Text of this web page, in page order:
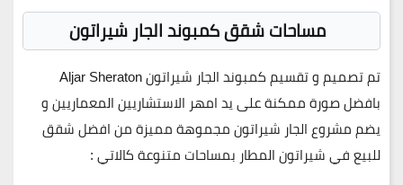
مساحات شقق كمبوند الجار شيراتون
تم تصميم و تقسيم كمبوند الجار شيراتون Aljar Sheraton
بافضل صورة ممكنة على يد امهر الاستشاريين المعماريين و
يضم مشروع الجار شيراتون مجموهة مميزة من افضل شقق
للبيع في شيراتون المطار بمساحات متنوعة كالاتي :